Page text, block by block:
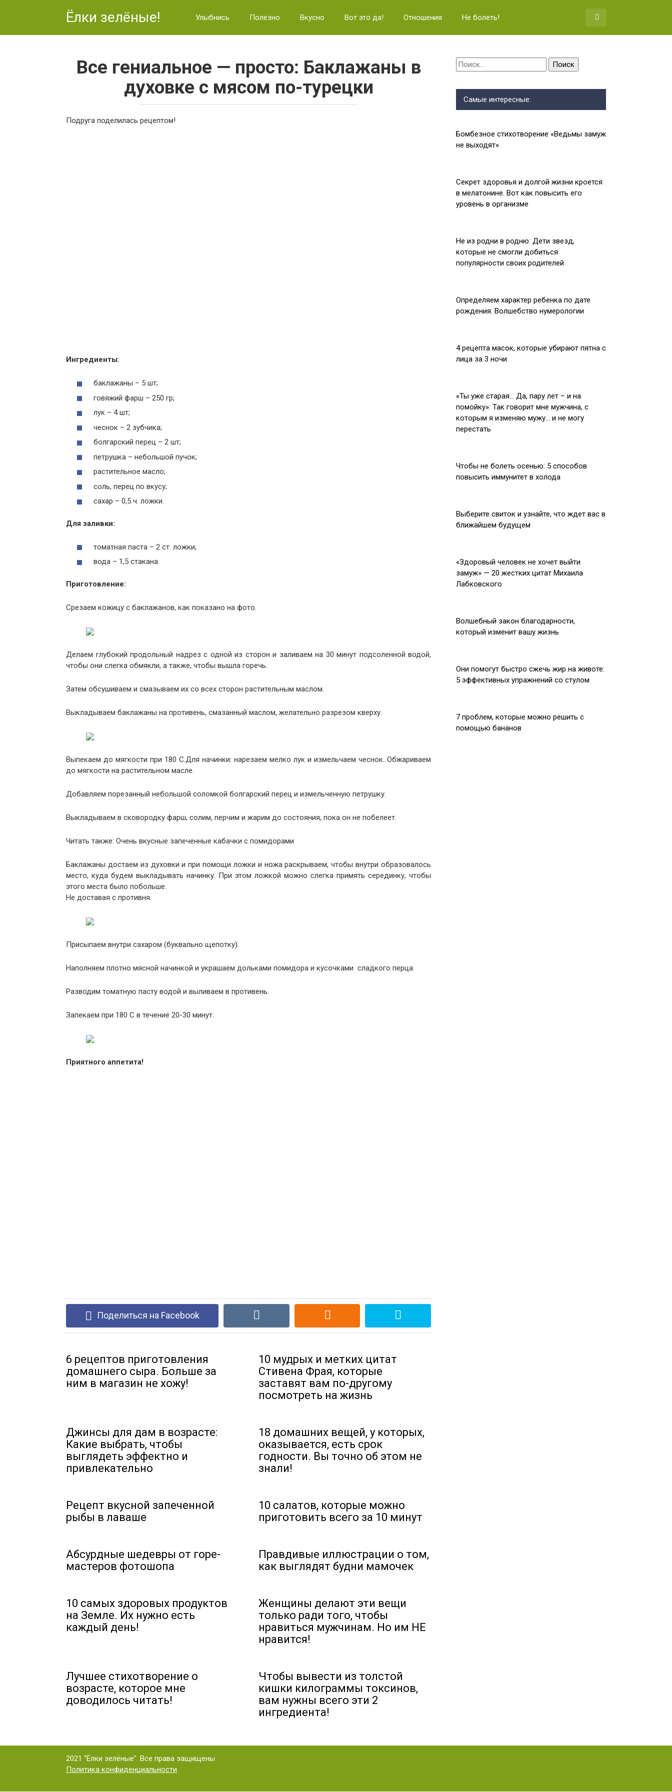
Ёлки зелёные! Улыбнись Полезно Вкусно Вот это да! Отношения Не болеть!
Все гениальное — просто: Баклажаны в
духовке с мясом по-турецки
Подруга поделилась рецептом!
Ингредиенты:
баклажаны – 5 шт;
говяжий фарш – 250 гр;
лук – 4 шт;
чеснок – 2 зубчика;
болгарский перец – 2 шт;
петрушка – небольшой пучок;
растительное масло;
соль, перец по вкусу;
сахар – 0,5 ч. ложки.
Для заливки:
томатная паста – 2 ст. ложки;
вода – 1,5 стакана.
Приготовление:
Срезаем кожицу с баклажанов, как показано на фото.
Делаем глубокий продольный надрез с одной из сторон и заливаем на 30 минут подсоленной водой,
чтобы они слегка обмякли, а также, чтобы вышла горечь.
Затем обсушиваем и смазываем их со всех сторон растительным маслом.
Выкладываем баклажаны на противень, смазанный маслом, желательно разрезом кверху.
Выпекаем до мягкости при 180 С.Для начинки: нарезаем мелко лук и измельчаем чеснок. Обжариваем
до мягкости на растительном масле.
Добавляем порезанный небольшой соломкой болгарский перец и измельченную петрушку.
Выкладываем в сковородку фарш, солим, перчим и жарим до состояния, пока он не побелеет.
Читать также: Очень вкусные запеченные кабачки с помидорами
Баклажаны достаем из духовки и при помощи ложки и ножа раскрываем, чтобы внутри образовалось
место, куда будем выкладывать начинку. При этом ложкой можно слегка примять серединку, чтобы
этого места было побольше.
Не доставая с противня.
Присыпаем внутри сахаром (буквально щепотку).
Наполняем плотно мясной начинкой и украшаем дольками помидора и кусочками сладкого перца.
Разводим томатную пасту водой и выливаем в противень.
Запекаем при 180 С в течение 20-30 минут.
Приятного аппетита!
Поделиться на Facebook
6 рецептов приготовления
домашнего сыра. Больше за
ним в магазин не хожу!
10 мудрых и метких цитат
Стивена Фрая, которые
заставят вам по-другому
посмотреть на жизнь
Джинсы для дам в возрасте:
Какие выбрать, чтобы
выглядеть эффектно и
привлекательно
18 домашних вещей, у которых,
оказывается, есть срок
годности. Вы точно об этом не
знали!
Рецепт вкусной запеченной
рыбы в лаваше
10 салатов, которые можно
приготовить всего за 10 минут
Абсурдные шедевры от горе-
мастеров фотошопа
Правдивые иллюстрации о том,
как выглядят будни мамочек
10 самых здоровых продуктов
на Земле. Их нужно есть
каждый день!
Женщины делают эти вещи
только ради того, чтобы
нравиться мужчинам. Но им НЕ
нравится!
Лучшее стихотворение о
возрасте, которое мне
доводилось читать!
Чтобы вывести из толстой
кишки килограммы токсинов,
вам нужны всего эти 2
ингредиента!
Найти:
Самые интересные:
Бомбезное стихотворение «Ведьмы замуж
не выходят»
Секрет здоровья и долгой жизни кроется
в мелатонине. Вот как повысить его
уровень в организме
Не из родни в родню: Дети звезд,
которые не смогли добиться
популярности своих родителей
Определяем характер ребенка по дате
рождения: Волшебство нумерологии
4 рецепта масок, которые убирают пятна с
лица за 3 ночи
«Ты уже старая… Да, пару лет – и на
помойку»: Так говорит мне мужчина, с
которым я изменяю мужу… и не могу
перестать
Чтобы не болеть осенью: 5 способов
повысить иммунитет в холода
Выберите свиток и узнайте, что ждет вас в
ближайшем будущем
«Здоровый человек не хочет выйти
замуж» — 20 жестких цитат Михаила
Лабковского
Волшебный закон благодарности,
который изменит вашу жизнь
Они помогут быстро сжечь жир на животе:
5 эффективных упражнений со стулом
7 проблем, которые можно решить с
помощью бананов
2021 "Ёлки зелёные". Все права защищены
Политика конфиденциальности